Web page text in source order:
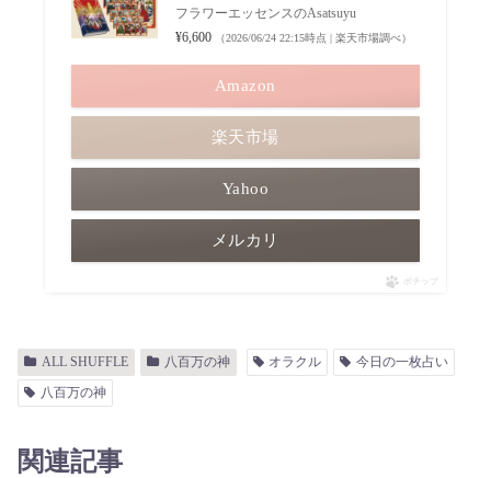
フラワーエッセンスのAsatsuyu
¥6,600
（2026/06/24 22:15時点 | 楽天市場調べ）
Amazon
楽天市場
Yahoo
メルカリ
ポチップ
ALL SHUFFLE 八百万の神 オラクル
今日の一枚占い
八百万の神
関連記事